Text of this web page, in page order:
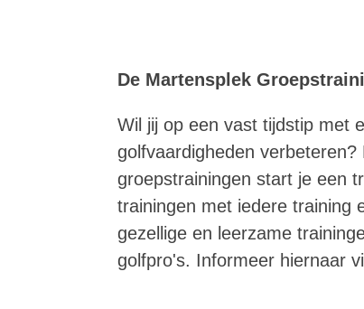
De Martensplek
Wil jij op een vast tijdstip met
golfvaardigheden
groepstrainingen start je een
trainingen met iedere training
gezellige en leerzame
golfpro's. Informeer hiernaar